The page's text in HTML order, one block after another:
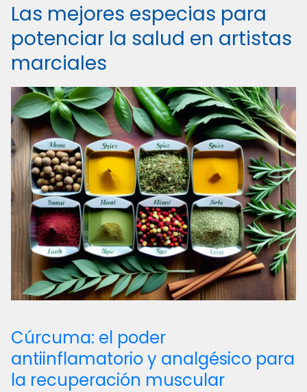
Las mejores especias para
potenciar la salud en artistas
marciales
Cúrcuma: el poder
antiinflamatorio y analgésico para
la recuperación muscular